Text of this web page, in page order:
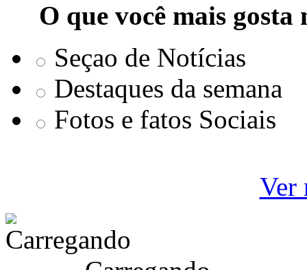
O que você mais
Seçao de Notícias
Destaques da semana
Fotos e fatos Sociais
Ver